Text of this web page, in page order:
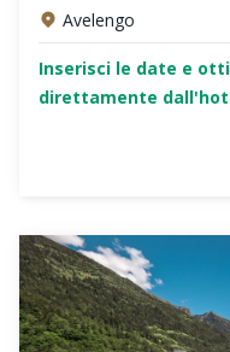
Avelengo
Inserisci le date e
direttamente